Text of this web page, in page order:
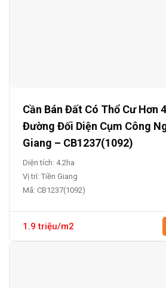
Cần Bán Đất Có Thổ Cư Hơn
Đường Đối Diện Cụm Công
Giang – CB1237(1092)
Diện tích: 4.2ha
Vị trí: Tiền Giang
Mã: CB1237(1092)
1.9 triệu/m2